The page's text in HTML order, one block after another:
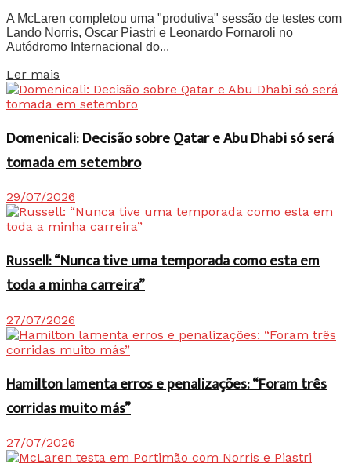
A McLaren completou uma "produtiva" sessão de testes com
Lando Norris, Oscar Piastri e Leonardo Fornaroli no
Autódromo Internacional do...
Ler mais
Domenicali: Decisão sobre Qatar e Abu Dhabi só será
tomada em setembro
29/07/2026
Russell: “Nunca tive uma temporada como esta em
toda a minha carreira”
27/07/2026
Hamilton lamenta erros e penalizações: “Foram três
corridas muito más”
27/07/2026